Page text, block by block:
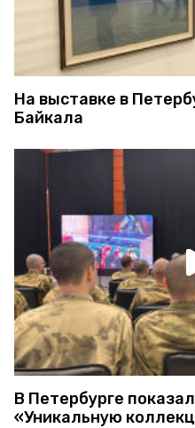
На выставке в
Байкала
В Петербурге
«Уникальную